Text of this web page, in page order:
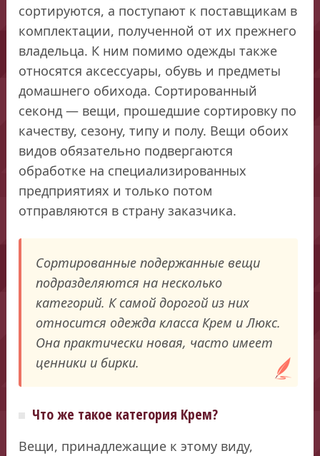
сортируются, а поступают к поставщикам в
комплектации, полученной от их прежнего
владельца. К ним помимо одежды также
относятся аксессуары, обувь и предметы
домашнего обихода. Сортированный
секонд — вещи, прошедшие сортировку по
качеству, сезону, типу и полу. Вещи обоих
видов обязательно подвергаются
обработке на специализированных
предприятиях и только потом
отправляются в страну заказчика.
Сортированные подержанные вещи
подразделяются на несколько
категорий. К самой дорогой из них
относится одежда класса Крем и Люкс.
Она практически новая, часто имеет
ценники и бирки.
Что же такое категория Крем?
Вещи, принадлежащие к этому виду,